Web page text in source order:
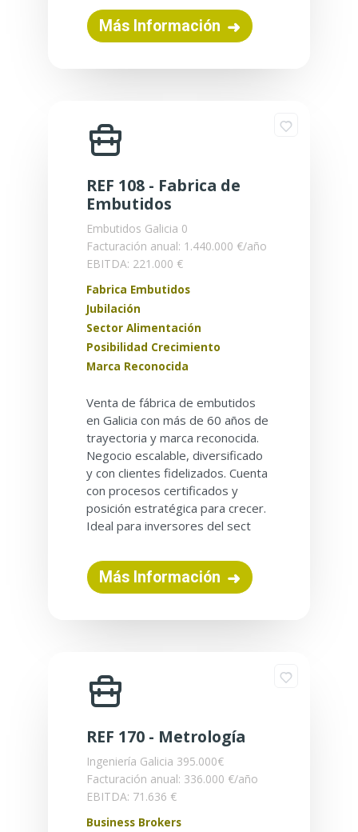
Más Información
REF 108 - Fabrica de
Embutidos
Embutidos Galicia 0
Facturación anual: 1.440.000 €/año
EBITDA: 221.000 €
Fabrica Embutidos
Jubilación
Sector Alimentación
Posibilidad Crecimiento
Marca Reconocida
Venta de fábrica de embutidos
en Galicia con más de 60 años de
trayectoria y marca reconocida.
Negocio escalable, diversificado
y con clientes fidelizados. Cuenta
con procesos certificados y
posición estratégica para crecer.
Ideal para inversores del sect
Más Información
REF 170 - Metrología
Ingeniería Galicia 395.000€
Facturación anual: 336.000 €/año
EBITDA: 71.636 €
Business Brokers